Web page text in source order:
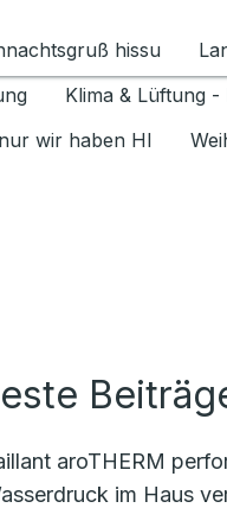
1.6.2026 umschalten
hissu
Klima & Lüftung -
wir haben HI
aroTHERM
im Haus